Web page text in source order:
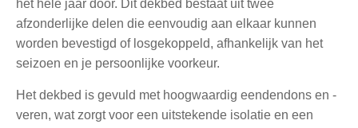
het hele jaar door. Dit dekbed bestaat uit twee
afzonderlijke delen die eenvoudig aan elkaar kunnen
worden bevestigd of losgekoppeld, afhankelijk van het
seizoen en je persoonlijke voorkeur.
Het dekbed is gevuld met hoogwaardig eendendons en -
veren, wat zorgt voor een uitstekende isolatie en een